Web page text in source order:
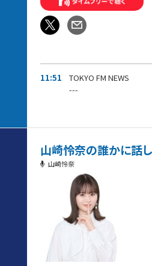
番組でご紹介した方には、
「ラジタマ」オリジナルステッカー
11:51
TOKYO FM NEWS
---
山崎怜奈の誰かに話し
山崎怜奈